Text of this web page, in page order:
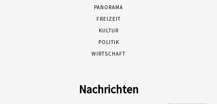
PANORAMA
FREIZEIT
KULTUR
POLITIK
WIRTSCHAFT
Nachrichten